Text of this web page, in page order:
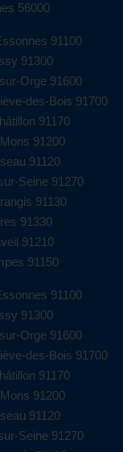
56000
91100
91300
Orge 91600
des-Bois 91700
91170
91200
91120
Seine 91270
91130
91330
91210
91150
91100
91300
Orge 91600
des-Bois 91700
91170
91200
91120
Seine 91270